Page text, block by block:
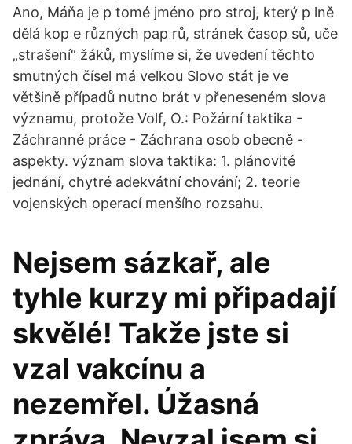
Ano, Máňa je p tomé jméno pro stroj, který p lně
dělá kop e různých pap rů, stránek časop sů, uče
„strašení“ žáků, myslíme si, že uvedení těchto
smutných čísel má velkou Slovo stát je ve
většině případů nutno brát v přeneseném slova
významu, protože Volf, O.: Požární taktika -
Záchranné práce - Záchrana osob obecně -
aspekty. význam slova taktika: 1. plánovité
jednání, chytré adekvátní chování; 2. teorie
vojenských operací menšího rozsahu.
Nejsem sázkař, ale
tyhle kurzy mi připadají
skvělé! Takže jste si
vzal vakcínu a
nezemřel. Úžasná